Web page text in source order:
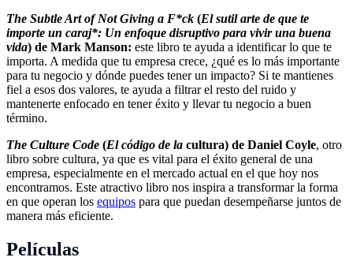
The Subtle Art of Not Giving a F*ck (El sutil arte de que te
importe un caraj*: Un enfoque disruptivo para vivir una buena
vida) de Mark Manson: este libro te ayuda a identificar lo que te
importa. A medida que tu empresa crece, ¿qué es lo más importante
para tu negocio y dónde puedes tener un impacto? Si te mantienes
fiel a esos dos valores, te ayuda a filtrar el resto del ruido y
mantenerte enfocado en tener éxito y llevar tu negocio a buen
término.
The Culture Code (El código de la cultura) de Daniel Coyle, otro
libro sobre cultura, ya que es vital para el éxito general de una
empresa, especialmente en el mercado actual en el que hoy nos
encontramos. Este atractivo libro nos inspira a transformar la forma
en que operan los equipos para que puedan desempeñarse juntos de
manera más eficiente.
Películas